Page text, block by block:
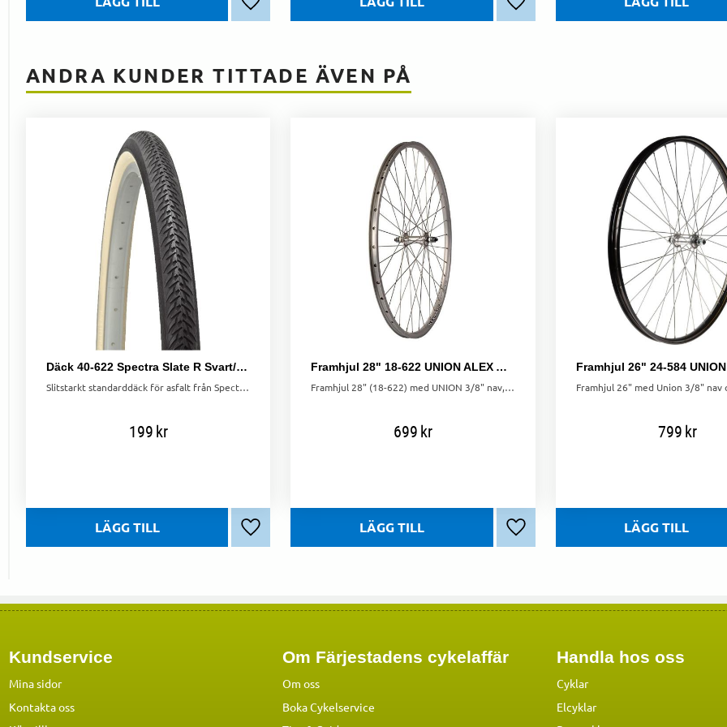
Lägg till i favoriter Lägg till i favoriter
ANDRA KUNDER TITTADE ÄVEN PÅ
Däck 40-622 Spectra Slate R Svart/Ivory
Slitstarkt standarddäck för asfalt från Spectra, 40-622. Ger bra komfort och hållbarhet. Kontrollera storlek innan köp.
199kr
Lägg till i favoriter
Framhjul 28" 18-622 UNION ALEX ACE 17 dubbelbottnad. aluminium. 36h
Framhjul 28" (18-622) med UNION 3/8" nav, ALEX ACE 17 aluminiumfälg, 36 hål och Sapim-ekrar.
699kr
Lägg till i favoriter
799kr
Kundservice
Mina sidor
Kontakta oss
Om Färjestadens cykelaffär
Om oss
Boka Cykelservice
Handla hos oss
Cyklar
Elcyklar